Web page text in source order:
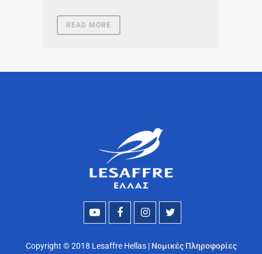
READ MORE
Copyright © 2018 Lesaffre Hellas | Νομικές Πληροφορίες